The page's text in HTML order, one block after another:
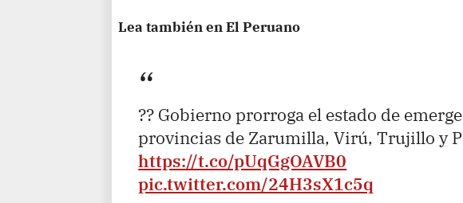
Lea también en El Peruano
?? Gobierno prorroga el estado de
provincias de Zarumilla, Virú, Trujillo y
https://t.co/pUqGgOAVB0
pic.twitter.com/24H3sX1c5q